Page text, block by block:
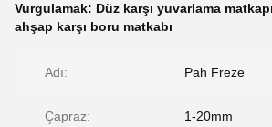
Vurgulamak: Düz karşı yuvarlama matkapı
ahşap karşı boru matkabı
Adı: Pah Freze
Çapraz: 1-20mm